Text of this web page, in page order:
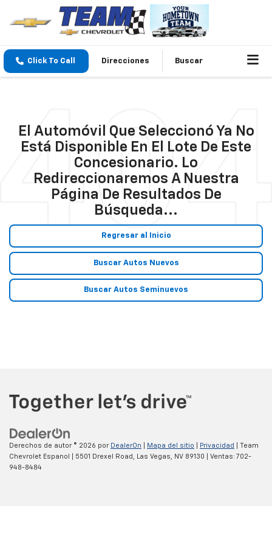
Click To Call Direcciones Buscar
El Automóvil Que Seleccionó Ya No
Está Disponible En El Lote De Este
Concesionario. Lo
Redireccionaremos A Nuestra
Página De Resultados De
Búsqueda...
Regresar al Inicio
Buscar Autos Nuevos
Buscar Autos Seminuevos
Derechos de autor © 2026 por DealerOn Mapa del sitio Privacidad
| Team
Chevrolet Espanol
5501 Drexel Road, Las Vegas, NV 89130 | Ventas: 702-
948-8484